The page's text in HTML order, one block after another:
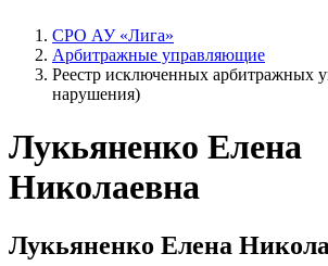
СРО АУ «Лига»
Арбитражные управляющие
Реестр исключенных арбитражных
нарушения)
Лукьяненко Елена
Николаевна
Лукьяненко Елена